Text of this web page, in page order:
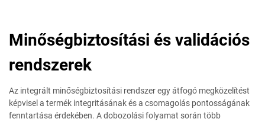
Minőségbiztosítási és validációs
rendszerek
Az integrált minőségbiztosítási rendszer egy átfogó megközelítést
képvisel a termék integritásának és a csomagolás pontosságának
fenntartása érdekében. A dobozolási folyamat során több